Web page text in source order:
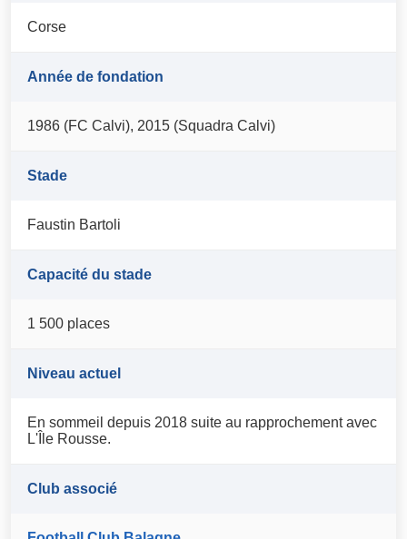
Corse
Année de fondation
1986 (FC Calvi), 2015 (Squadra Calvi)
Stade
Faustin Bartoli
Capacité du stade
1 500 places
Niveau actuel
En sommeil depuis 2018 suite au rapprochement avec
L'Île Rousse.
Club associé